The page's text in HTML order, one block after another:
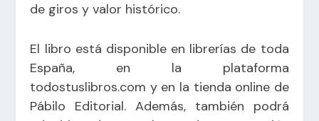
de giros y valor histórico.
El libro está disponible en librerías de toda
España, en la plataforma
todostuslibros.com y en la tienda online de
Pábilo Editorial. Además, también podrá